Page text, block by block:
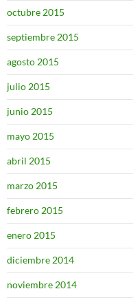
octubre 2015
septiembre 2015
agosto 2015
julio 2015
junio 2015
mayo 2015
abril 2015
marzo 2015
febrero 2015
enero 2015
diciembre 2014
noviembre 2014